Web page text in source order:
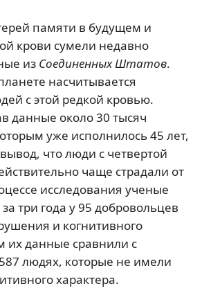
памяти в будущем и
крови сумели недавно
из Соединенных Штатов.
насчитывается
с этой редкой кровью.
данные около 30 тысяч
уже исполнилось 45 лет,
что люди с четвертой
чаще страдали от
исследования ученые
три года у 95 добровольцев
и когнитивного
их данные сравнили с
людях, которые не имели
характера.